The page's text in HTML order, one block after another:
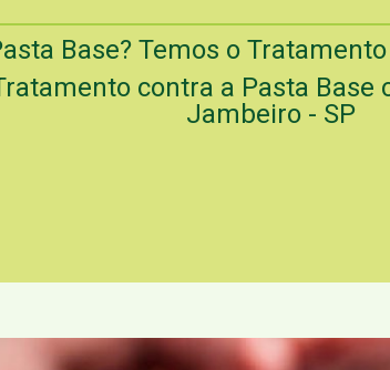
Base? Temos o
contra a Pasta
Jambeiro - SP